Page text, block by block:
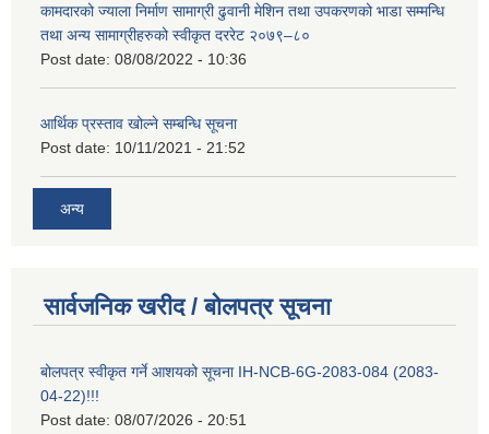
कामदारको ज्याला निर्माण सामाग्री ढुवानी मेशिन तथा उपकरणको भाडा सम्मन्धि
तथा अन्य सामाग्रीहरुको स्वीकृत दररेट २०७९–८०
Post date: 08/08/2022 - 10:36
आर्थिक प्रस्ताव खोल्ने सम्बन्धि सूचना
Post date: 10/11/2021 - 21:52
अन्य
सार्वजनिक खरीद / बोलपत्र सूचना
बोलपत्र स्वीकृत गर्ने आशयको सूचना IH-NCB-6G-2083-084 (2083-
04-22)!!!
Post date: 08/07/2026 - 20:51